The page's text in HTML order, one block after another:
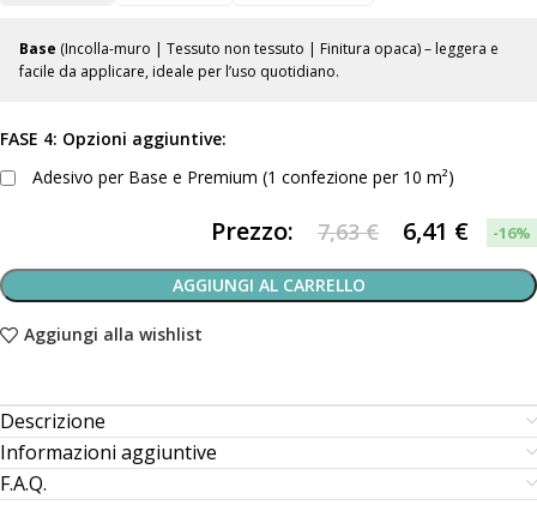
Base (Incolla-muro | Tessuto non tessuto | Finitura opaca) – leggera e
facile da applicare, ideale per l’uso quotidiano.
FASE 4: Opzioni aggiuntive:
Adesivo per Base e Premium (1 confezione per 10 m²)
Prezzo: 7,63 € 6,41 € -16%
AGGIUNGI AL CARRELLO
Aggiungi alla wishlist
Descrizione
Informazioni aggiuntive
F.A.Q.